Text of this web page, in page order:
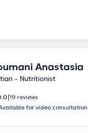
-
να ενημερώνεται
μέσω της συμμετοχής της
συνεχιζόμενης
εκπαιδεύτρια στο ΙΕΚ
και Αρχαιολογίας της
προσέγγισή της
Anastasia
- Nutritionist
|19 reviews
for video consultation